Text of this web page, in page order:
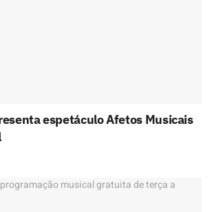
espetáculo Afetos Musicais